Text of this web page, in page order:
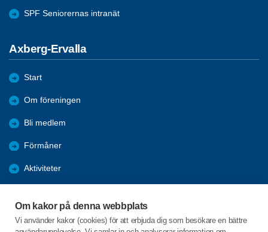
Om kakor på denna webbplats
Vi använder kakor (cookies) för att erbjuda dig som besökare en bättre
SPF Seniorernas intranät
Axberg-Ervalla
Start
Om föreningen
Bli medlem
Förmåner
Aktiviteter
Bildgalleri